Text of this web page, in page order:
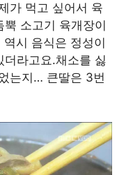
가 먹고 싶어서 육
소고기 육개장이
시 음식은 정성이
라고요.채소를 싫
는지… 큰딸은 3번